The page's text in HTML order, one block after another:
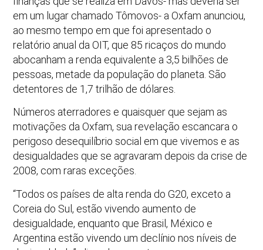
em um lugar chamado Tômovos- a Oxfam anunciou,
ao mesmo tempo em que foi apresentado o
relatório anual da OIT, que 85 ricaços do mundo
abocanham a renda equivalente a 3,5 bilhões de
pessoas, metade da população do planeta. São
detentores de 1,7 trilhão de dólares.
Números aterradores e quaisquer que sejam as
motivações da Oxfam, sua revelação escancara o
perigoso desequilíbrio social em que vivemos e as
desigualdades que se agravaram depois da crise de
2008, com raras exceções.
“Todos os países de alta renda do G20, exceto a
Coreia do Sul, estão vivendo aumento de
desigualdade, enquanto que Brasil, México e
Argentina estão vivendo um declínio nos níveis de